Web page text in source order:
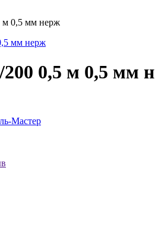
м 0,5 мм нерж
200 0,5 м 0,5 мм
Мастер